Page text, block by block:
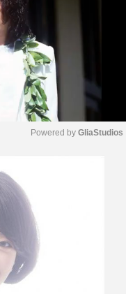
Powered by GliaStudios